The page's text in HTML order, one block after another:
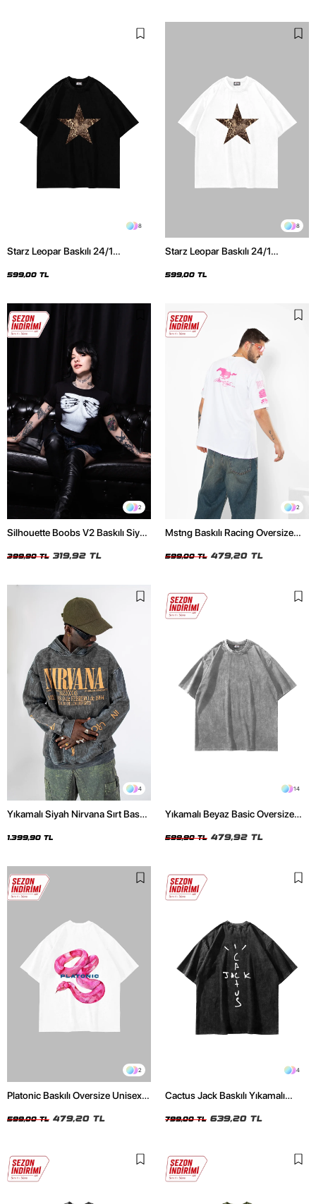
8
Starz Leopar Baskılı 24/1
599,00 TL
8
Starz Leopar Baskılı 24/1
599,00 TL
2
Silhouette Boobs V2 Baskılı Siyah
399,90 TL 319,92 TL
2
Mstng Baskılı Racing Oversize
599,00 TL 479,20 TL
4
Yıkamalı Siyah Nirvana Sırt Baskılı
1.399,90 TL
14
Yıkamalı Beyaz Basic Oversize
599,90 TL 479,92 TL
2
Platonic Baskılı Oversize Unisex
599,00 TL 479,20 TL
4
Cactus Jack Baskılı Yıkamalı
799,00 TL 639,20 TL